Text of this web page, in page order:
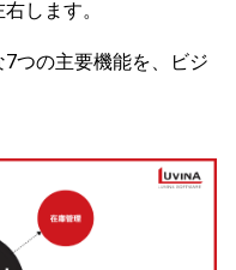
します。
つの主要機能を、ビジ